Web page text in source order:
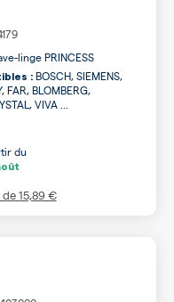
linge PRINCESS
: BOSCH, SIEMENS,
FAR, BLOMBERG,
VIVA ...
du
de15,89 €